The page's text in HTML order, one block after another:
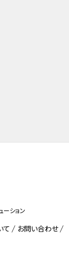
ーション
て お問い合わせ